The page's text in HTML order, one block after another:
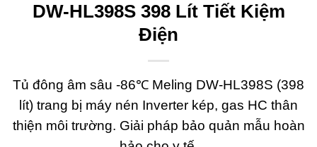
DW-HL398S 398 Lít Tiết Kiệm
Điện
Tủ đông âm sâu -86℃ Meling DW-HL398S (398
lít) trang bị máy nén Inverter kép, gas HC thân
thiện môi trường. Giải pháp bảo quản mẫu hoàn